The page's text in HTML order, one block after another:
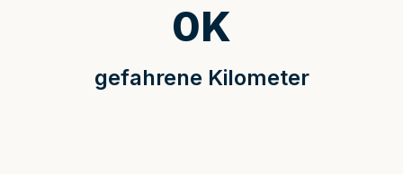
gefahrene Kilometer
0K